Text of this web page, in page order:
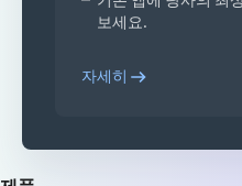
보세요.
자세히